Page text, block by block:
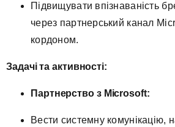
Підвищувати впізнаваність
через партнерський канал
кордоном.
Задачі та активності:
Партнерство з Microsoft:
Вести системну комунікацію,